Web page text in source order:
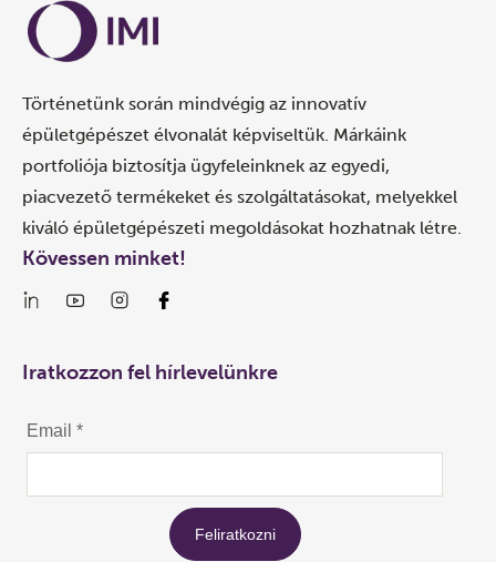
Történetünk során mindvégig az innovatív
épületgépészet élvonalát képviseltük. Márkáink
portfoliója biztosítja ügyfeleinknek az egyedi,
piacvezető termékeket és szolgáltatásokat, melyekkel
kiváló épületgépészeti megoldásokat hozhatnak létre.
Kövessen minket!
Iratkozzon fel hírlevelünkre